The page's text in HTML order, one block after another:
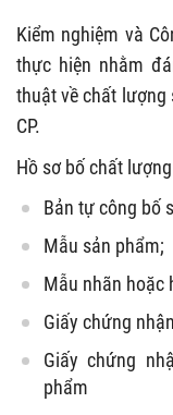
Kiểm nghiệm và
thực hiện nhằm
thuật về chất
CP.
Hồ sơ bố chất
Bản tự công bố
Mẫu sản phẩm;
Mẫu nhãn hoặc
Giấy chứng
Giấy chứng
phẩm